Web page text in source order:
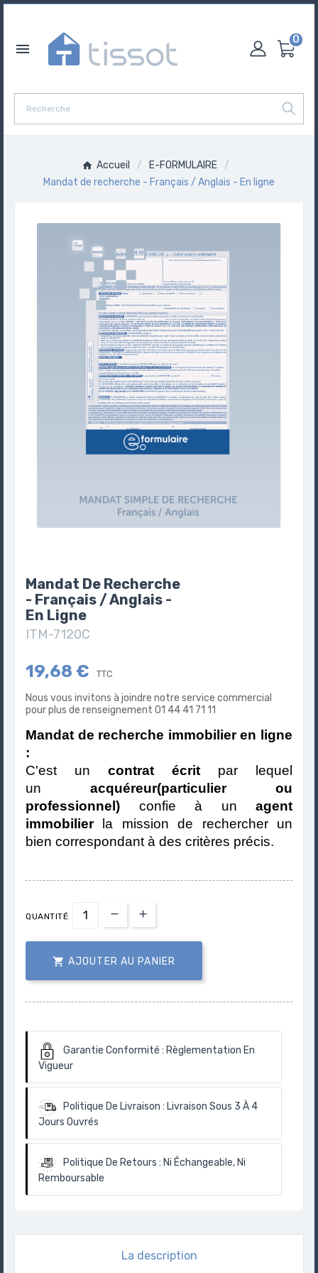

0
Accueil
E-FORMULAIRE
Mandat de recherche - Français / Anglais - En ligne
Mandat De Recherche
- Français / Anglais -
En Ligne
ITM-7120C
19,68 € TTC
Nous vous invitons à joindre notre service commercial
pour plus de renseignement 01 44 41 71 11
Mandat de recherche immobilier en ligne
:
C'est un contrat écrit par lequel
un acquéreur(particulier ou
professionnel) confie à un agent
immobilierla mission de rechercher un
bien correspondant à des critères précis.
QUANTITÉ
 AJOUTER AU PANIER
Garantie Conformité : Règlementation En
Vigueur
Politique De Livraison : Livraison Sous 3 À 4
Jours Ouvrés
Politique De Retours : Ni Échangeable, Ni
Remboursable
La description